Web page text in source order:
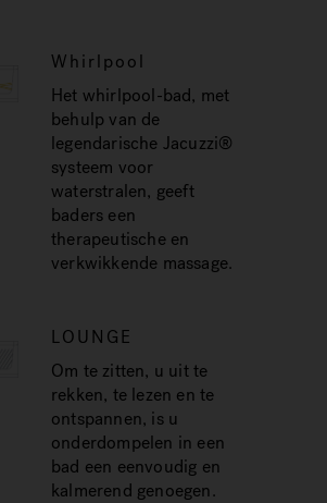
Whirlpool
Het whirlpool-bad, met
behulp van de
legendarische Jacuzzi®
systeem voor
waterstralen, geeft
baders een
therapeutische en
verkwikkende massage.
LOUNGE
Om te zitten, u uit te
rekken, te lezen en te
ontspannen, is u
onderdompelen in een
bad een eenvoudig en
kalmerend genoegen.